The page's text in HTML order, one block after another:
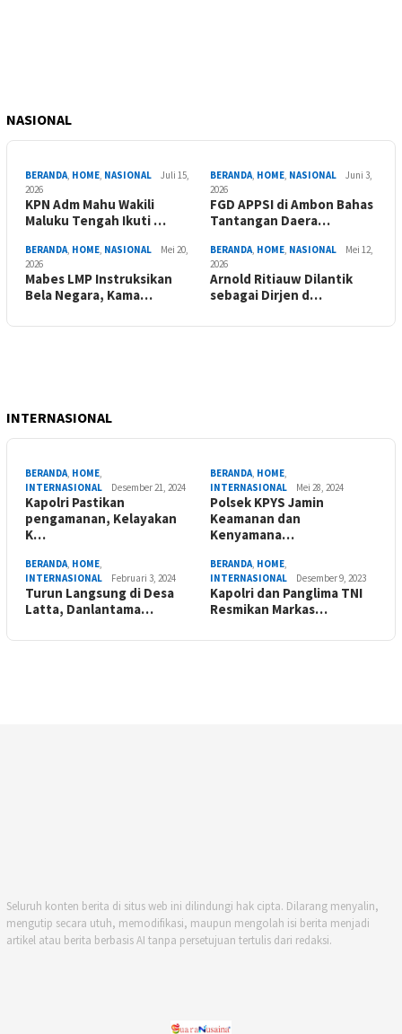
NASIONAL
BERANDA, HOME, NASIONAL
Juli 15,
2026
KPN Adm Mahu Wakili
Maluku Tengah Ikuti …
BERANDA, HOME, NASIONAL
Juni 3,
2026
FGD APPSI di Ambon Bahas
Tantangan Daera…
BERANDA, HOME, NASIONAL
Mei 20,
2026
Mabes LMP Instruksikan
Bela Negara, Kama…
BERANDA, HOME, NASIONAL
Mei 12,
2026
Arnold Ritiauw Dilantik
sebagai Dirjen d…
INTERNASIONAL
BERANDA, HOME,
INTERNASIONAL
Desember 21, 2024
Kapolri Pastikan
pengamanan, Kelayakan
K…
BERANDA, HOME,
INTERNASIONAL
Mei 28, 2024
Polsek KPYS Jamin
Keamanan dan
Kenyamana…
BERANDA, HOME,
INTERNASIONAL
Februari 3, 2024
Turun Langsung di Desa
Latta, Danlantama…
BERANDA, HOME,
INTERNASIONAL
Desember 9, 2023
Kapolri dan Panglima TNI
Resmikan Markas…
Seluruh konten berita di situs web ini dilindungi hak cipta. Dilarang menyalin,
mengutip secara utuh, memodifikasi, maupun mengolah isi berita menjadi
artikel atau berita berbasis AI tanpa persetujuan tertulis dari redaksi.